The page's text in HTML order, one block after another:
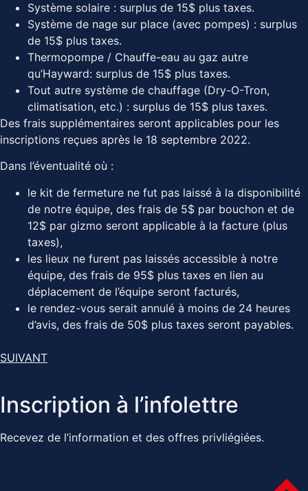
Système solaire : surplus de 15$ plus taxes.
Système de nage sur place (avec pompes) : surplus
de 15$ plus taxes.
Thermopompe / Chauffe-eau au gaz autre
qu’Hayward: surplus de 15$ plus taxes.
Tout autre système de chauffage (Dry-O-Tron,
climatisation, etc.) : surplus de 15$ plus taxes.
Des frais supplémentaires seront applicables pour les
inscriptions reçues après le 18 septembre 2022.
Dans l’éventualité où :
le kit de fermeture ne fut pas laissé à la disponibilité
de notre équipe, des frais de 5$ par bouchon et de
12$ par gizmo seront applicable à la facture (plus
taxes),
les lieux ne furent pas laissés accessible à notre
équipe, des frais de 95$ plus taxes en lien au
déplacement de l’équipe seront facturés,
le rendez-vous serait annulé à moins de 24 heures
d’avis, des frais de 50$ plus taxes seront payables.
SUIVANT
Inscription à l’infolettre
Recevez de l’information et des offres privliégiées.